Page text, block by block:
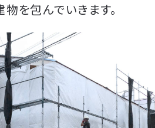
を包んでいきます。